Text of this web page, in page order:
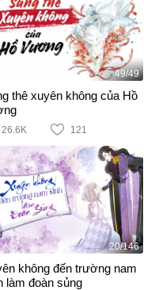
49/49
thê xuyên không của Hồ
26.6K 121
20/146
không đến trường nam
làm đoàn sủng